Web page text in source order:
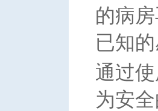
的病
已知
通过
为安